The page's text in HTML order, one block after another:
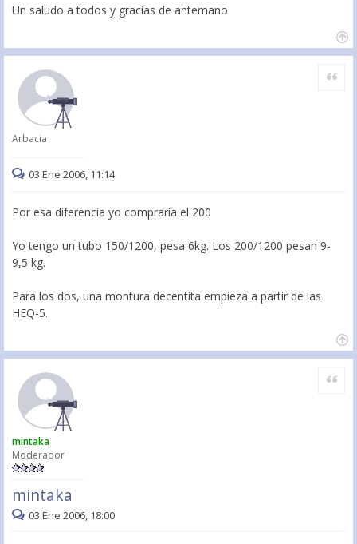
Un saludo a todos y gracias de antemano
Arbacia
Citar
03 Ene 2006, 11:14
Por esa diferencia yo compraría el 200
Yo tengo un tubo 150/1200, pesa 6kg. Los 200/1200 pesan 9-
9,5 kg.
Para los dos, una montura decentita empieza a partir de las
HEQ-5.
mintaka
Moderador
mintaka
Citar
03 Ene 2006, 18:00